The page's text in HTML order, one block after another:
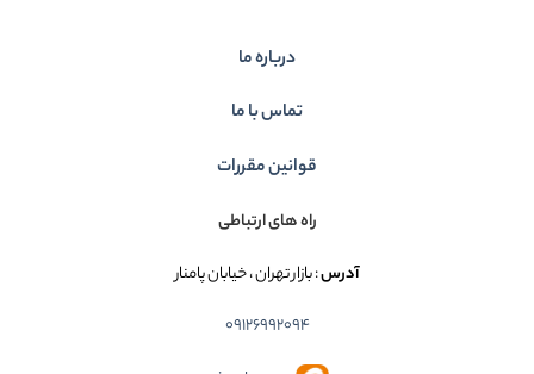
درباره ما
تماس با ما
قوانین مقررات
راه های ارتباطی
آدرس: بازار تهران ، خیابان پامنار
09126992094